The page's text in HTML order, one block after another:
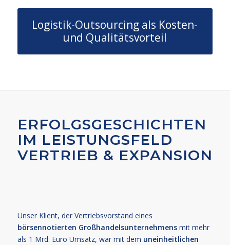
Logistik-Outsourcing als Kosten-
und Qualitätsvorteil
ERFOLGSGESCHICHTEN
IM LEISTUNGSFELD
VERTRIEB & EXPANSION
Unser Klient, der Vertriebsvorstand eines
börsennotierten Großhandelsunternehmensmit mehr
als 1 Mrd. Euro Umsatz, war mit dem uneinheitlichen